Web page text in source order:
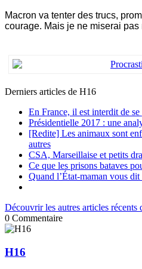
Macron va tenter des trucs,
courage. Mais je ne miserai
Derniers articles de H16
En France, il est interdit de se
Présidentielle 2017 : une
[Redite] Les animaux sont
autres
CSA, Marseillaise et petits
Ce que les prisons bataves
Quand l’État-maman vous
Découvrir les autres articles récents
0 Commentaire
H16